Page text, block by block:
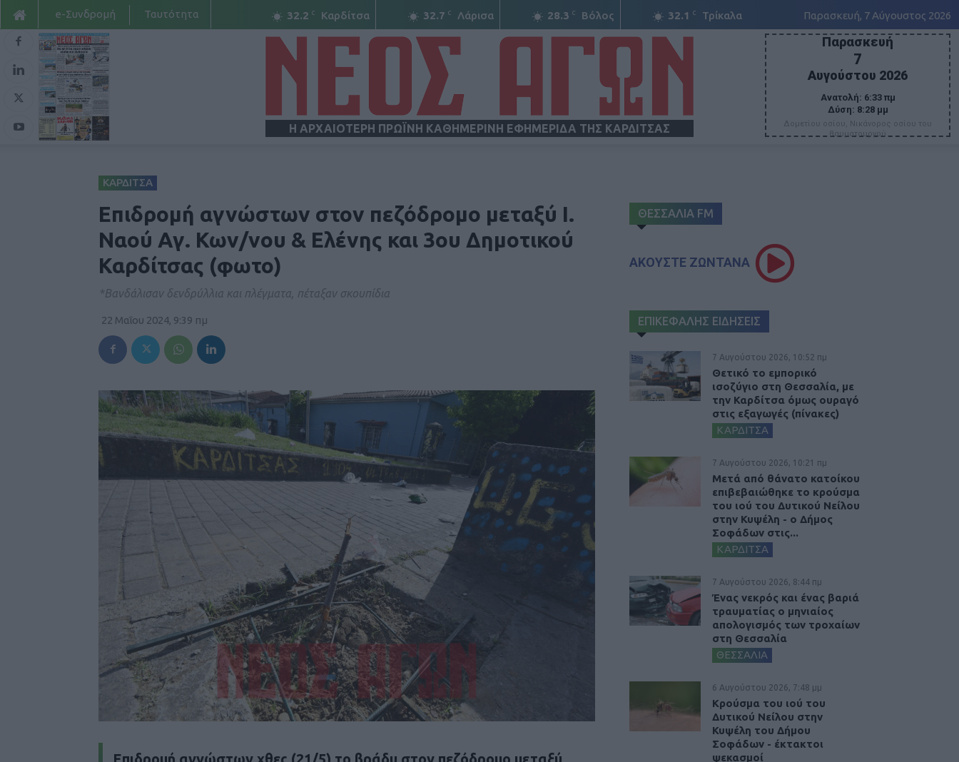
32.2 C Καρδίτσα 32.7 C Λάρισα 28.3 C Βόλος 32.1 C Τρίκαλα Παρασκευή, 7 Αύγουστος 2026
e-Συνδρομή Ταυτότητα
Η ΑΡΧΑΙΟΤΕΡΗ ΠΡΩΪΝΗ ΚΑΘΗΜΕΡΙΝΗ ΕΦΗΜΕΡΙΔΑ ΤΗΣ ΚΑΡΔΙΤΣΑΣ
Παρασκευή
7
Αυγούστου 2026
Ανατολή: 6:33 πμ
Δύση: 8:28 μμ
Δομετίου οσίου, Νικάνορος οσίου του
θαυματουργού
ΚΑΡΔΙΤΣΑ
Επιδρομή αγνώστων στον πεζόδρομο μεταξύ Ι.
Ναού Αγ. Κων/νου & Ελένης και 3ου Δημοτικού
Καρδίτσας (φωτο)
*Βανδάλισαν δενδρύλλια και πλέγματα, πέταξαν σκουπίδια
22 Μαΐου 2024, 9:39 πμ
ΘΕΣΣΑΛΙΑ FM
ΑΚΟΥΣΤΕ ΖΩΝΤΑΝΑ
ΕΠΙΚΕΦΑΛΗΣ ΕΙΔΗΣΕΙΣ
7 Αυγούστου 2026, 10:52 πμ
Θετικό το εμπορικό
ισοζύγιο στη Θεσσαλία, με
την Καρδίτσα όμως ουραγό
στις εξαγωγές (πίνακες)
ΚΑΡΔΙΤΣΑ
7 Αυγούστου 2026, 10:21 πμ
Μετά από θάνατο κατοίκου
επιβεβαιώθηκε το κρούσμα
του ιού του Δυτικού Νείλου
στην Κυψέλη - ο Δήμος
Σοφάδων στις...
ΚΑΡΔΙΤΣΑ
7 Αυγούστου 2026, 8:44 πμ
Ένας νεκρός και ένας βαριά
τραυματίας ο μηνιαίος
απολογισμός των τροχαίων
στη Θεσσαλία
ΘΕΣΣΑΛΙΑ
6 Αυγούστου 2026, 7:48 μμ
Κρούσμα του ιού του
Δυτικού Νείλου στην
Κυψέλη του Δήμου
Σοφάδων - έκτακτοι
ψεκασμοί